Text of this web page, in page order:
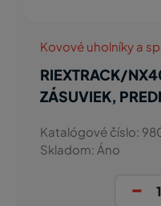
Kovové uholníky a
RIEXTRACK/
ZÁSUVIEK,
Katalógové číslo:
Skladom: Áno
-